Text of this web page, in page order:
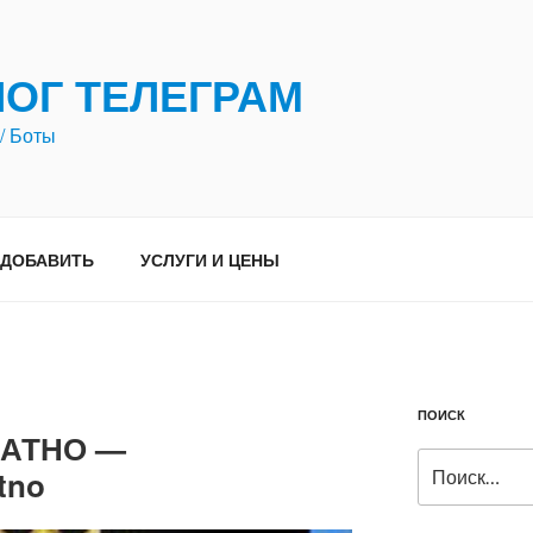
ТЕЛЕГРАМ
Боты
ДОБАВИТЬ УСЛУГИ И ЦЕНЫ
—
ПОИСК